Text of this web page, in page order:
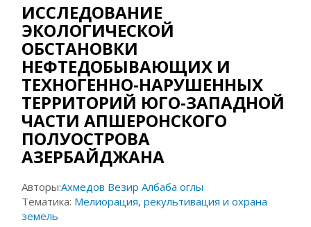
ИССЛЕДОВАНИЕ
ЭКОЛОГИЧЕСКОЙ
ОБСТАНОВКИ
НЕФТЕДОБЫВАЮЩИХ И
ТЕХНОГЕННО-НАРУШЕННЫХ
ТЕРРИТОРИЙ ЮГО-ЗАПАДНОЙ
ЧАСТИ АПШЕРОНСКОГО
ПОЛУОСТРОВА
АЗЕРБАЙДЖАНА
Авторы:Ахмедов Везир Албаба оглы
Тематика: Мелиорация, рекультивация и охрана
земель